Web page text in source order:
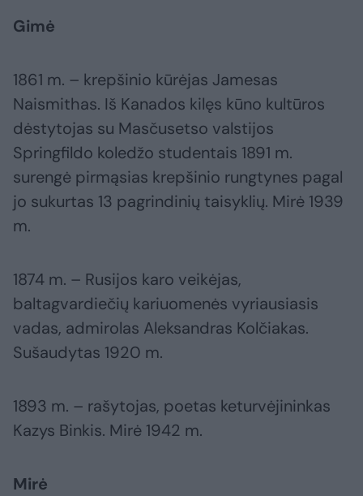
Gimė
1861 m. – krepšinio kūrėjas Jamesas
Naismithas. Iš Kanados kilęs kūno kultūros
dėstytojas su Masčusetso valstijos
Springfildo koledžo studentais 1891 m.
surengė pirmąsias krepšinio rungtynes pagal
jo sukurtas 13 pagrindinių taisyklių. Mirė 1939
m.
1874 m. – Rusijos karo veikėjas,
baltagvardiečių kariuomenės vyriausiasis
vadas, admirolas Aleksandras Kolčiakas.
Sušaudytas 1920 m.
1893 m. – rašytojas, poetas keturvėjininkas
Kazys Binkis. Mirė 1942 m.
Mirė